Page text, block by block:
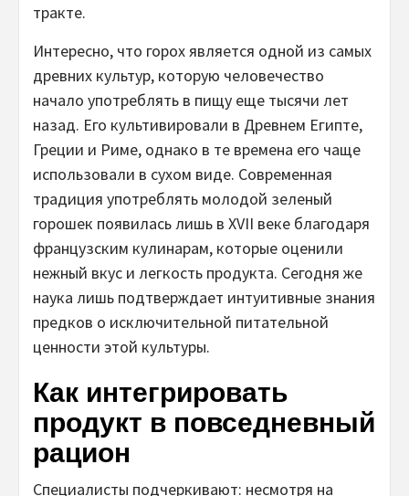
тракте.
Интересно, что горох является одной из самых
древних культур, которую человечество
начало употреблять в пищу еще тысячи лет
назад. Его культивировали в Древнем Египте,
Греции и Риме, однако в те времена его чаще
использовали в сухом виде. Современная
традиция употреблять молодой зеленый
горошек появилась лишь в XVII веке благодаря
французским кулинарам, которые оценили
нежный вкус и легкость продукта. Сегодня же
наука лишь подтверждает интуитивные знания
предков о исключительной питательной
ценности этой культуры.
Как интегрировать
продукт в повседневный
рацион
Специалисты подчеркивают: несмотря на